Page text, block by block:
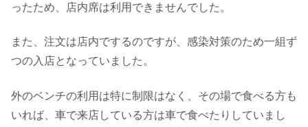
ったため、店内席は利用できませんでした。
また、注文は店内でするのですが、感染対策のため一組ず
つの入店となっていました。
外のベンチの利用は特に制限はなく、その場で食べる方も
いれば、車で来店している方は車で食べたりしていまし